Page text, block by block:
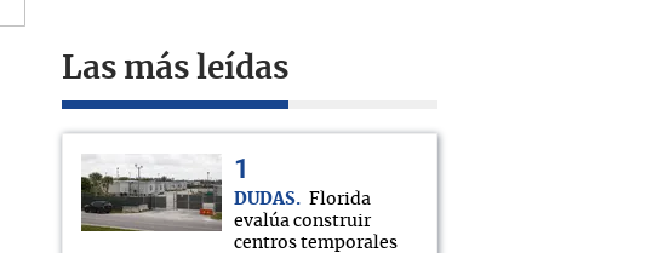
Las más leídas
DUDAS
Florida
evalúa construir
centros temporales